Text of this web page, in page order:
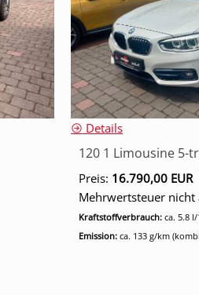
Details
120 1 Limousine 5-
Preis: 16.790,00 EUR
Mehrwertsteuer nicht
Kraftstoffverbrauch:ca. 5.8
Emission:ca. 133 g/km